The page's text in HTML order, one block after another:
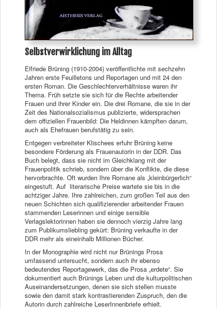
Selbstverwirklichung im Alltag
Elfriede Brüning (1910-2004) veröffentlichte mit sechzehn
Jahren erste Feuilletons und Reportagen und mit 24 den
ersten Roman. Die Geschlechterverhältnisse waren ihr
Thema. Früh setzte sie sich für die Rechte arbeitender
Frauen und ihrer Kinder ein. Die drei Romane, die sie in der
Zeit des Nationalsozialismus publizierte, widersprachen
dem offiziellen Frauenbild: Die Heldinnen kämpften darum,
auch als Ehefrauen berufstätig zu sein.
Entgegen verbreiteter Klischees erfuhr Brüning keine
besondere Förderung als Frauenautorin in der DDR. Das
Buch belegt, dass sie nicht im Gleichklang mit der
Frauenpolitik schrieb, sondern über die Konflikte, die diese
hervorbrachte. Oft wurden Ihre Romane als „kleinbürgerlich“
eingestuft. Auf literarische Preise wartete sie bis in die
achtziger Jahre. Ihre zahlreichen, zum großen Teil aus den
neuen Schichten sich qualifizierender arbeitender Frauen
stammenden Leserinnen und einige sensible
Verlagslektorinnen haben sie dennoch vierzig Jahre lang
zum Publikumsliebling gekürt: Brüning verkaufte in der
DDR mehr als eineinhalb Millionen Bücher.
In der Monographie wird nicht nur Brünings Prosa
umfassend untersucht, sondern auch ihr ebenso
bedeutendes Reportagewerk, das die Prosa „erdete“. Sie
dokumentiert auch Brünings Leben und die kulturpolitischen
Auseinandersetzungen, denen sie sich stellen musste
sowie den damit stark kontrastierenden Zuspruch, den die
Autorin durch zahlreiche LeserInnenbriefe erhielt.